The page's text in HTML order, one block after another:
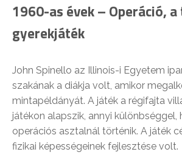
1960-as évek – Operáció,
gyerekjáték
John Spinello az Illinois-i Egyetem
szakának a diákja volt, amikor
mintapéldányát. A játék a régifajta
játékon alapszik, annyi különbséggel,
operációs asztalnál történik. A játék
fizikai képességeinek fejlesztése volt.